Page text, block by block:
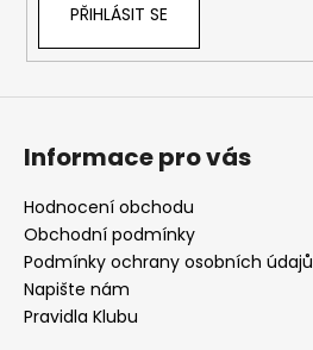
n
a
j
t
?
PŘIHLÁSIT SE
Informace pro vás
Hodnocení obchodu
Obchodní podmínky
Podmínky ochrany osobních údajů
Napište nám
Pravidla Klubu